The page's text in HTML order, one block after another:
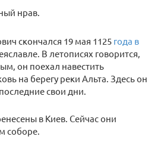
нрав.
скончался 19 мая 1125 года в
В летописях говорится,
он поехал навестить
на берегу реки Альта. Здесь он
свои дни.
в Киев. Сейчас они
соборе.